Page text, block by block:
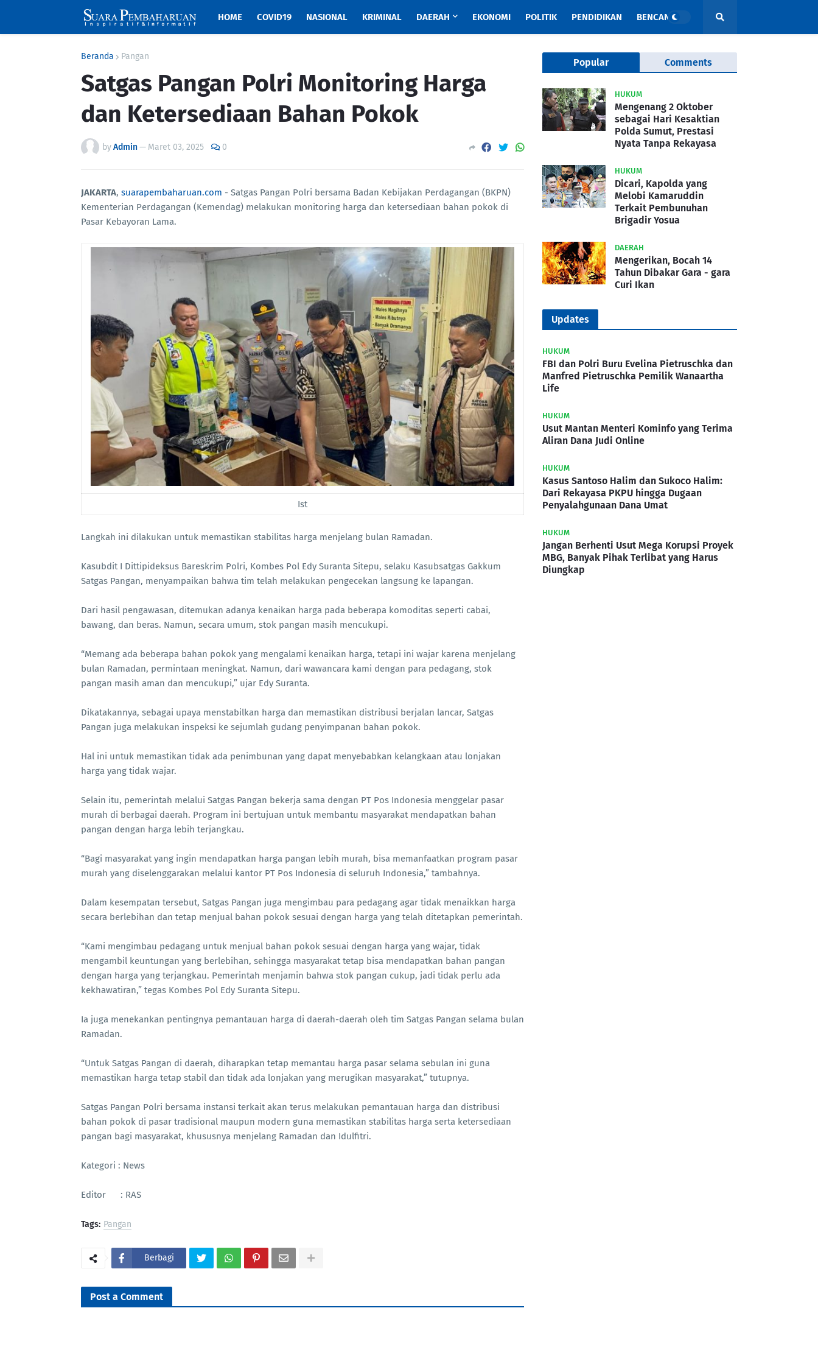
HOME COVID19 NASIONAL KRIMINAL DAERAH EKONOMI POLITIK PENDIDIKAN BENCANA
Beranda Pangan
Satgas Pangan Polri Monitoring Harga
dan Ketersediaan Bahan Pokok
byAdmin— Maret 03, 2025 0
JAKARTA, suarapembaharuan.com - Satgas Pangan Polri bersama Badan Kebijakan Perdagangan (BKPN)
Kementerian Perdagangan (Kemendag) melakukan monitoring harga dan ketersediaan bahan pokok di
Pasar Kebayoran Lama.
Ist
Langkah ini dilakukan untuk memastikan stabilitas harga menjelang bulan Ramadan.
Kasubdit I Dittipideksus Bareskrim Polri, Kombes Pol Edy Suranta Sitepu, selaku Kasubsatgas Gakkum
Satgas Pangan, menyampaikan bahwa tim telah melakukan pengecekan langsung ke lapangan.
Dari hasil pengawasan, ditemukan adanya kenaikan harga pada beberapa komoditas seperti cabai,
bawang, dan beras. Namun, secara umum, stok pangan masih mencukupi.
“Memang ada beberapa bahan pokok yang mengalami kenaikan harga, tetapi ini wajar karena menjelang
bulan Ramadan, permintaan meningkat. Namun, dari wawancara kami dengan para pedagang, stok
pangan masih aman dan mencukupi,” ujar Edy Suranta.
Dikatakannya, sebagai upaya menstabilkan harga dan memastikan distribusi berjalan lancar, Satgas
Pangan juga melakukan inspeksi ke sejumlah gudang penyimpanan bahan pokok.
Hal ini untuk memastikan tidak ada penimbunan yang dapat menyebabkan kelangkaan atau lonjakan
harga yang tidak wajar.
Selain itu, pemerintah melalui Satgas Pangan bekerja sama dengan PT Pos Indonesia menggelar pasar
murah di berbagai daerah. Program ini bertujuan untuk membantu masyarakat mendapatkan bahan
pangan dengan harga lebih terjangkau.
“Bagi masyarakat yang ingin mendapatkan harga pangan lebih murah, bisa memanfaatkan program pasar
murah yang diselenggarakan melalui kantor PT Pos Indonesia di seluruh Indonesia,” tambahnya.
Dalam kesempatan tersebut, Satgas Pangan juga mengimbau para pedagang agar tidak menaikkan harga
secara berlebihan dan tetap menjual bahan pokok sesuai dengan harga yang telah ditetapkan pemerintah.
“Kami mengimbau pedagang untuk menjual bahan pokok sesuai dengan harga yang wajar, tidak
mengambil keuntungan yang berlebihan, sehingga masyarakat tetap bisa mendapatkan bahan pangan
dengan harga yang terjangkau. Pemerintah menjamin bahwa stok pangan cukup, jadi tidak perlu ada
kekhawatiran,” tegas Kombes Pol Edy Suranta Sitepu.
Ia juga menekankan pentingnya pemantauan harga di daerah-daerah oleh tim Satgas Pangan selama bulan
Ramadan.
“Untuk Satgas Pangan di daerah, diharapkan tetap memantau harga pasar selama sebulan ini guna
memastikan harga tetap stabil dan tidak ada lonjakan yang merugikan masyarakat,” tutupnya.
Satgas Pangan Polri bersama instansi terkait akan terus melakukan pemantauan harga dan distribusi
bahan pokok di pasar tradisional maupun modern guna memastikan stabilitas harga serta ketersediaan
pangan bagi masyarakat, khususnya menjelang Ramadan dan Idulfitri.
Kategori : News
Editor : RAS
Tags: Pangan
Berbagi
Post a Comment
Popular Comments
HUKUM
Mengenang 2 Oktober
sebagai Hari Kesaktian
Polda Sumut, Prestasi
Nyata Tanpa Rekayasa
HUKUM
Dicari, Kapolda yang
Melobi Kamaruddin
Terkait Pembunuhan
Brigadir Yosua
DAERAH
Mengerikan, Bocah 14
Tahun Dibakar Gara - gara
Curi Ikan
Updates
HUKUM
FBI dan Polri Buru Evelina Pietruschka dan
Manfred Pietruschka Pemilik Wanaartha
Life
HUKUM
Usut Mantan Menteri Kominfo yang Terima
Aliran Dana Judi Online
HUKUM
Kasus Santoso Halim dan Sukoco Halim:
Dari Rekayasa PKPU hingga Dugaan
Penyalahgunaan Dana Umat
HUKUM
Jangan Berhenti Usut Mega Korupsi Proyek
MBG, Banyak Pihak Terlibat yang Harus
Diungkap